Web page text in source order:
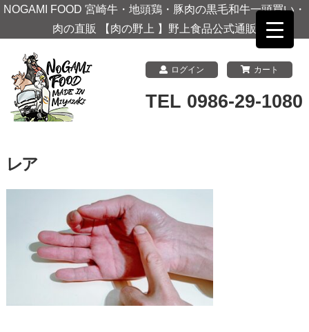
NOGAMI FOOD 宮崎牛・地頭鶏・豚肉の黒毛和牛一頭買い・
肉の直販 【肉の野上 】野上食品公式通販
ログイン カート
TEL 0986-29-1080
レア